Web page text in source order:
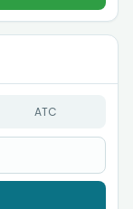
ATC